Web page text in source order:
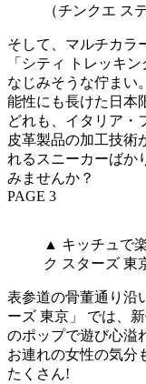
（チンクエ ス
そして、マルチカラ
「シティ トレッキ
なじみそうな佇まい
能性にも長けた日本
どれも、イタリア・
皮革製品の加工技術
れるスニーカーばか
みませんか？
PAGE 3
▲ キッチュで
ク スターズ 東
表参道の骨董通り沿
ーズ 東京」 では、
のポップで遊び心溢
お連れの女性の気分
たくさん!